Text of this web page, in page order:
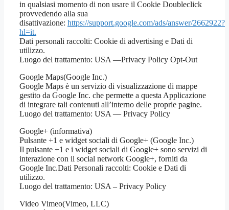
in qualsiasi momento di non usare il Cookie Doubleclick
provvedendo alla sua
disattivazione: https://support.google.com/ads/answer/2662922?
hl=it.
Dati personali raccolti: Cookie di advertising e Dati di
utilizzo.
Luogo del trattamento: USA —Privacy Policy Opt-Out
Google Maps(Google Inc.)
Google Maps è un servizio di visualizzazione di mappe
gestito da Google Inc. che permette a questa Applicazione
di integrare tali contenuti all’interno delle proprie pagine.
Luogo del trattamento: USA — Privacy Policy
Google+ (informativa)
Pulsante +1 e widget sociali di Google+ (Google Inc.)
Il pulsante +1 e i widget sociali di Google+ sono servizi di
interazione con il social network Google+, forniti da
Google Inc.Dati Personali raccolti: Cookie e Dati di
utilizzo.
Luogo del trattamento: USA – Privacy Policy
Video Vimeo(Vimeo, LLC)